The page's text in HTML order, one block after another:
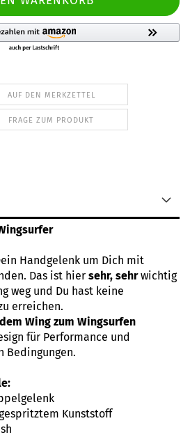
AUF DEN MERKZETTEL
FRAGE ZUM PRODUKT
Handgelenk um Dich mit
Das ist hier sehr, sehrwichtig
weg und Du hast keine
erreichen.
Wing zum Wingsurfen
für Performance und
Bedingungen.
Kunststoff